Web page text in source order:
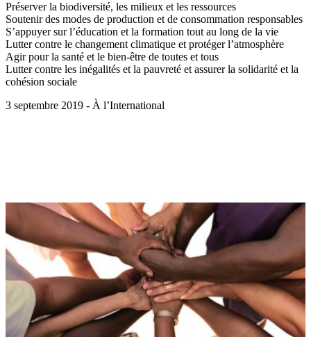
Préserver la biodiversité, les milieux et les ressources
Soutenir des modes de production et de consommation responsables
S’appuyer sur l’éducation et la formation tout au long de la vie
Lutter contre le changement climatique et protéger l’atmosphère
Agir pour la santé et le bien-être de toutes et tous
Lutter contre les inégalités et la pauvreté et assurer la solidarité et la
cohésion sociale
3 septembre 2019 - À l’International